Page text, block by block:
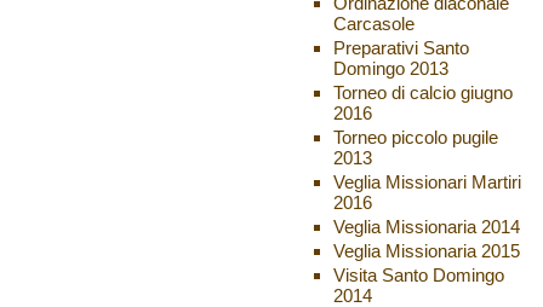
Carcasole
Preparativi Santo
Domingo 2013
Torneo di calcio giugno
2016
Torneo piccolo pugile
2013
Veglia Missionari Martiri
2016
Veglia Missionaria 2014
Veglia Missionaria 2015
Visita Santo Domingo
2014